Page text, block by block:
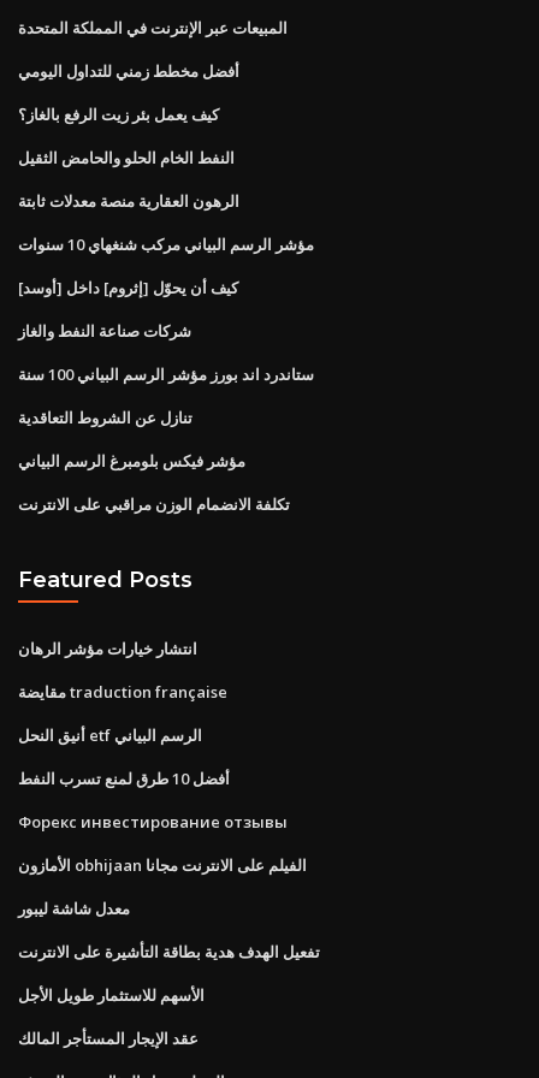
المبيعات عبر الإنترنت في المملكة المتحدة
أفضل مخطط زمني للتداول اليومي
كيف يعمل بئر زيت الرفع بالغاز؟
النفط الخام الحلو والحامض الثقيل
الرهون العقارية منصة معدلات ثابتة
مؤشر الرسم البياني مركب شنغهاي 10 سنوات
كيف أن يحوّل [إثروم] داخل [أوسد]
شركات صناعة النفط والغاز
ستاندرد اند بورز مؤشر الرسم البياني 100 سنة
تنازل عن الشروط التعاقدية
مؤشر فيكس بلومبرغ الرسم البياني
تكلفة الانضمام الوزن مراقبي على الانترنت
Featured Posts
انتشار خيارات مؤشر الرهان
مقايضة traduction française
أنيق النحل etf الرسم البياني
أفضل 10 طرق لمنع تسرب النفط
Форекс инвестирование отзывы
الأمازون obhijaan الفيلم على الانترنت مجانا
معدل شاشة ليبور
تفعيل الهدف هدية بطاقة التأشيرة على الانترنت
الأسهم للاستثمار طويل الأجل
عقد الإيجار المستأجر المالك